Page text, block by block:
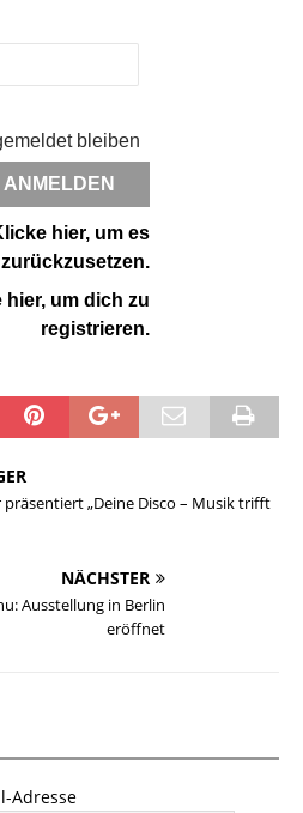
bleiben
hier, um es
zurückzusetzen.
hier, um dich zu
registrieren.
präsentiert „Deine Disco – Musik trifft
NÄCHSTER
Ausstellung in Berlin
eröffnet
Adresse